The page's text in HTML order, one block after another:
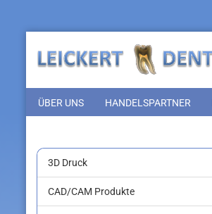
ÜBER UNS HANDELSPARTNER
3D Druck
CAD/CAM Produkte